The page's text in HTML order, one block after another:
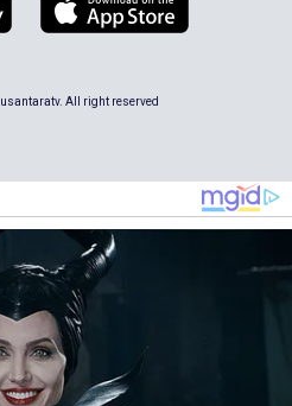
All right reserved